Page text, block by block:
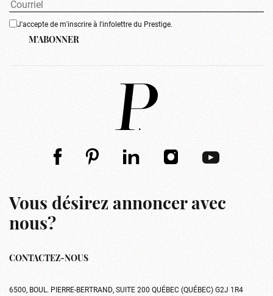
J'accepte de m'inscrire à l'infolettre du Prestige.
M'ABONNER
Vous désirez annoncer avec
nous?
CONTACTEZ-NOUS
6500, BOUL. PIERRE-BERTRAND, SUITE 200 QUÉBEC (QUÉBEC) G2J 1R4